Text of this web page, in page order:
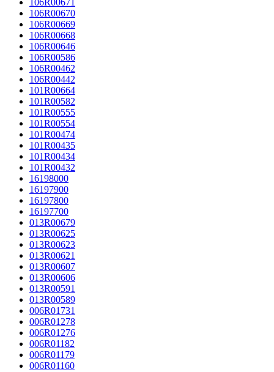
106R00671
106R00670
106R00669
106R00668
106R00646
106R00586
106R00462
106R00442
101R00664
101R00582
101R00555
101R00554
101R00474
101R00435
101R00434
101R00432
16198000
16197900
16197800
16197700
013R00679
013R00625
013R00623
013R00621
013R00607
013R00606
013R00591
013R00589
006R01731
006R01278
006R01276
006R01182
006R01179
006R01160